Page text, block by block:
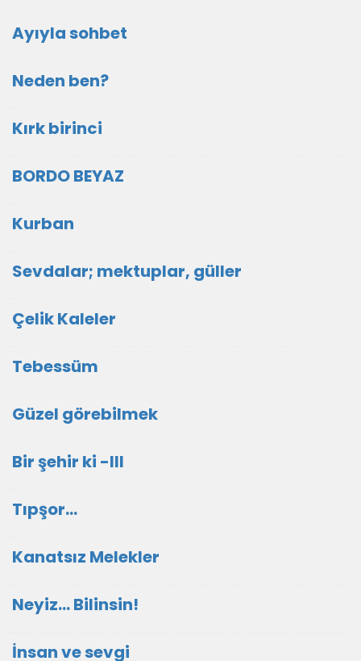
Ayıyla sohbet
Neden ben?
Kırk birinci
BORDO BEYAZ
Kurban
Sevdalar; mektuplar, güller
Çelik Kaleler
Tebessüm
Güzel görebilmek
Bir şehir ki -III
Tıpşor...
Kanatsız Melekler
Neyiz… Bilinsin!
İnsan ve sevgi